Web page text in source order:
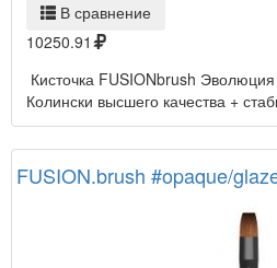
В сравнение
10250.91
Кисточка FUSIONbrush Эволюция
Колински высшего качества +
FUSION.brush #opaque/